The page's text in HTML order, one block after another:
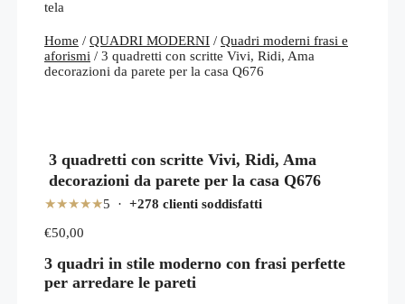
Home / QUADRI MODERNI / Quadri moderni frasi e
aforismi / 3 quadretti con scritte Vivi, Ridi, Ama
decorazioni da parete per la casa Q676
3 quadretti con scritte Vivi, Ridi, Ama
decorazioni da parete per la casa Q676
★★★★★5 · +278 clienti soddisfatti
€50,00
3 quadri in stile moderno con frasi perfette
per arredare le pareti